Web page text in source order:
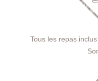
Tous les repas